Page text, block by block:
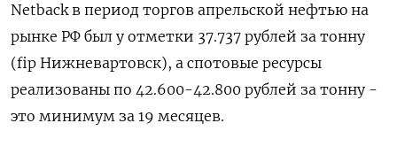
Netback в период торгов апрельской нефтью на
рынке РФ был у отметки 37.737 рублей за тонну
(fip Нижневартовск), а спотовые ресурсы
реализованы по 42.600-42.800 рублей за тонну -
это минимум за 19 месяцев.